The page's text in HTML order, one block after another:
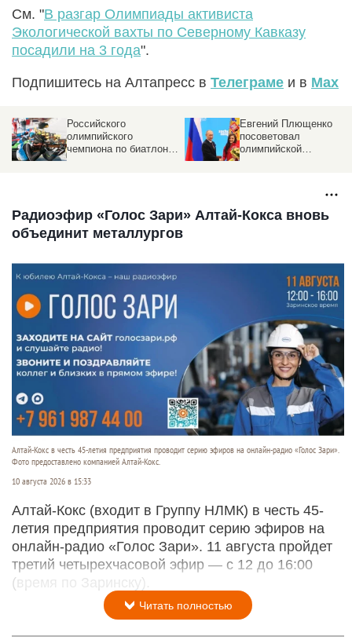
См. "В разгар Олимпиады активиста
Экологической вахты по Северному Кавказу
посадили на 3 года".
Подпишитесь на Алтапресс в Телеграме и в Max
Российского
олимпийского
чемпиона по биатлону
Евгений Плющенко
посоветовал
олимпийской
Радиоэфир «Голос Зари» Алтай-Кокса вновь
объединит металлургов
Алтай-Кокс в честь 45-летия предприятия проводит серию эфиров на онлайн-радио «Голос Зари».
Фото предоставлено компанией Алтай-Кокс.
10 августа 2026 в 15:33
Алтай-Кокс (входит в Группу НЛМК) в честь 45-
летия предприятия проводит серию эфиров на
онлайн-радио «Голос Зари». 11 августа пройдет
третий четырехчасовой эфир — с 12 до 16:00
(время по Заринску).
Читать полностью